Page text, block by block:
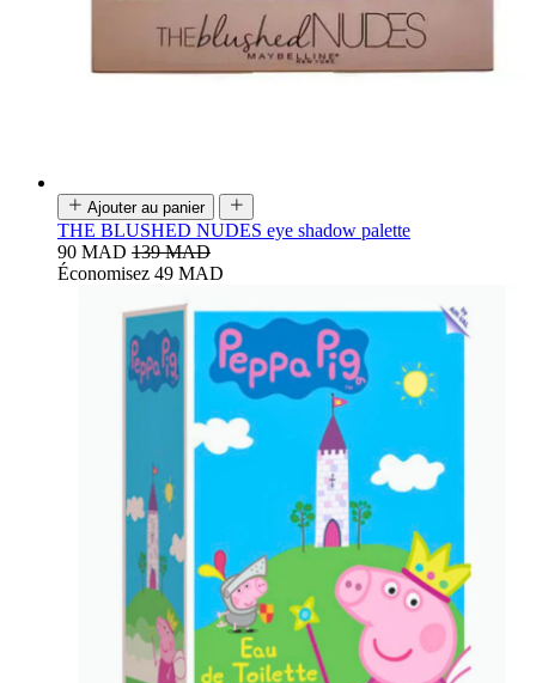
Ajouter au panier
THE BLUSHED NUDES eye shadow palette
90 MAD 139 MAD
Économisez 49 MAD